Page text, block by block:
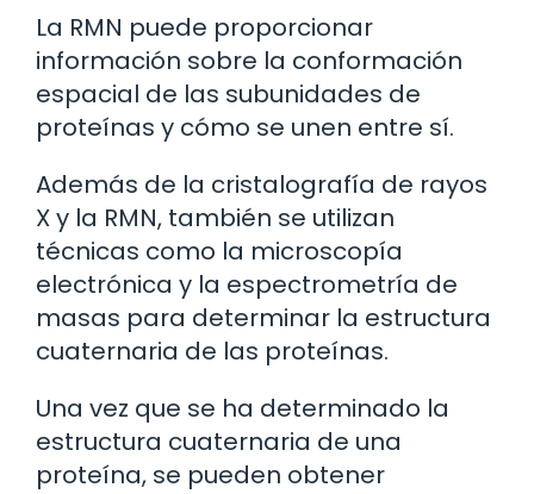
La RMN puede proporcionar
información sobre la conformación
espacial de las subunidades de
proteínas y cómo se unen entre sí.
Además de la cristalografía de rayos
X y la RMN, también se utilizan
técnicas como la microscopía
electrónica y la espectrometría de
masas para determinar la estructura
cuaternaria de las proteínas.
Una vez que se ha determinado la
estructura cuaternaria de una
proteína, se pueden obtener